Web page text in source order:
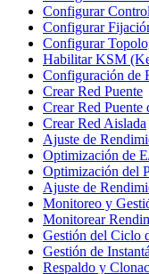
Configurar
Configurar
Configurar
Habilitar KSM
Configuración de
Crear Red Puente
Crear Red
Crear Red Aislada
Ajuste de
Optimización de
Optimización del
Ajuste de
Monitoreo y
Monitorear
Gestión del Ciclo
Gestión de
Respaldo y